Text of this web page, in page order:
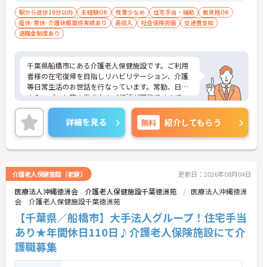
駅から徒歩10分以内 未経験OK 残業少なめ 住宅手当・補助
無資格OK
産休･育休･介護休暇取得実績あり
高収入 社会保険完備
交通費支給
退職金制度あり
千葉県船橋市にある介護老人保健施設です。ご利用
者様の在宅復帰を目指しリハビリテーション、介護
等日常生活のお世話を行なっています。常勤、日勤
のみ、パート等の働き方のご相談が可能ですので、
ご家庭との両立、プライベートの充実が可能です。
詳細を見る 無料 紹介してもらう
介護老人保健施設（老健） 更新日：2026年08月04日
医療法人沖縄徳洲会 介護老人保健施設千葉徳洲苑
医療法人沖縄徳洲
会 介護老人保健施設千葉徳洲苑
【千葉県／船橋市】大手法人グループ！住宅手当
あり★年間休日110日♪介護老人保険施設にて介
護職募集